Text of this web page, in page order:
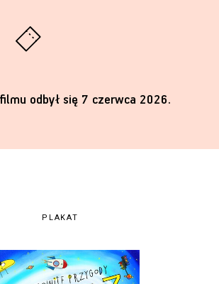
odbył się 7 czerwca 2026.
PLAKAT